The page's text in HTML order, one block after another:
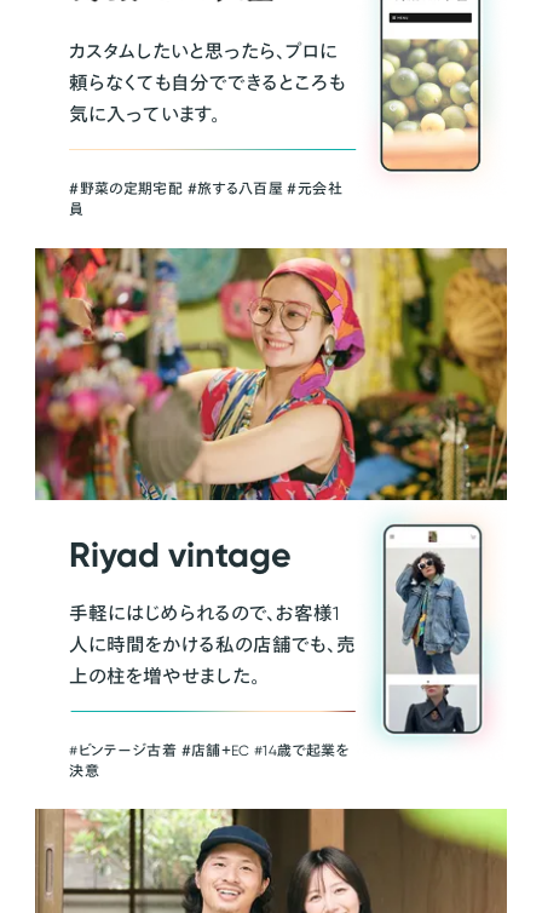
カスタムしたいと思ったら、プロに
頼らなくても自分でできるところも
気に入っています。
＃野菜の定期宅配 ＃旅する八百屋 ＃元会社
員
Riyad vintage
手軽にはじめられるので、お客様1
人に時間をかける私の店舗でも、売
上の柱を増やせました。
#ビンテージ古着 ＃店舗＋EC #14歳で起業を
決意